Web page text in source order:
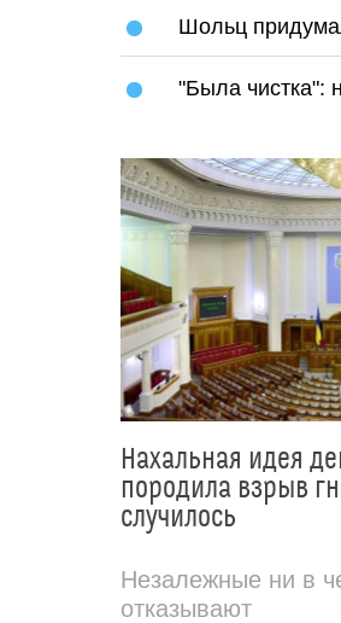
Шольц
"Была чистка":
Нахальная идея
породила взрыв
случилось
Незалежные ни в
отказывают